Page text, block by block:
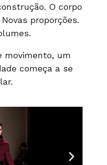
O corpo
proporções.
movimento, um
começa a se